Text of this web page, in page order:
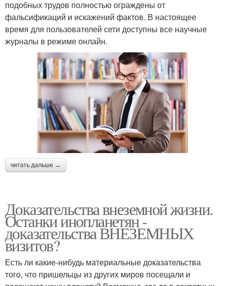
подобных трудов полностью ограждены от
фальсификаций и искажений фактов. В настоящее
время для пользователей сети доступны все научные
журналы в режиме онлайн.
читать дальше →
Доказательства внеземной жизни.
Останки инопланетян -
доказательства ВНЕЗЕМНЫХ
визитов?
Есть ли какие-нибудь материальные доказательства
того, что пришельцы из других миров посещали и